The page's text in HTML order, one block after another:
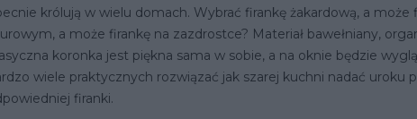
królują w wielu domach. Wybrać firankę żakardową, a może
a może firankę na zazdrostce? Materiał bawełniany,
koronka jest piękna sama w sobie, a na oknie będzie
wiele praktycznych rozwiązać jak szarej kuchni nadać uroku
firanki.